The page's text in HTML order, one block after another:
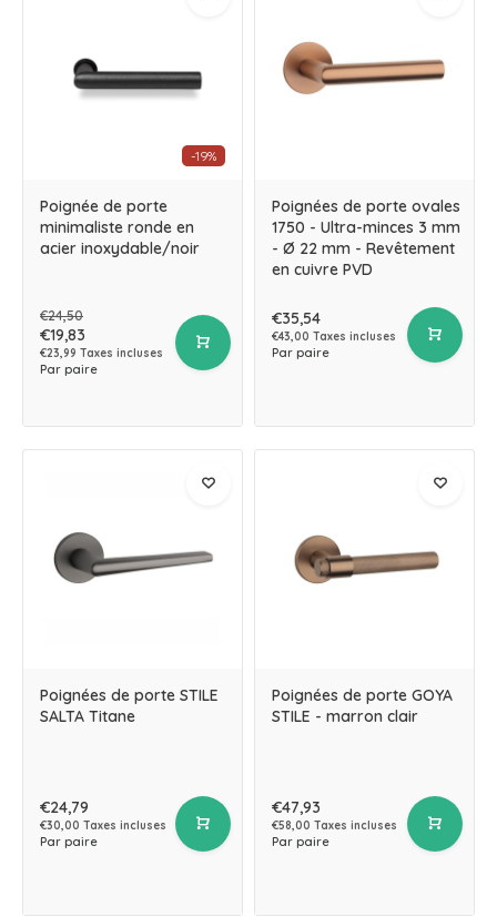
-19%
Poignée de porte
minimaliste ronde en
acier inoxydable/noir
€24,50
€19,83
€23,99 Taxes incluses
Par paire
Poignées de porte ovales
1750 - Ultra-minces 3 mm
- Ø 22 mm - Revêtement
en cuivre PVD
€35,54
€43,00 Taxes incluses
Par paire
Poignées de porte STILE
SALTA Titane
€24,79
€30,00 Taxes incluses
Par paire
Poignées de porte GOYA
STILE - marron clair
€47,93
€58,00 Taxes incluses
Par paire